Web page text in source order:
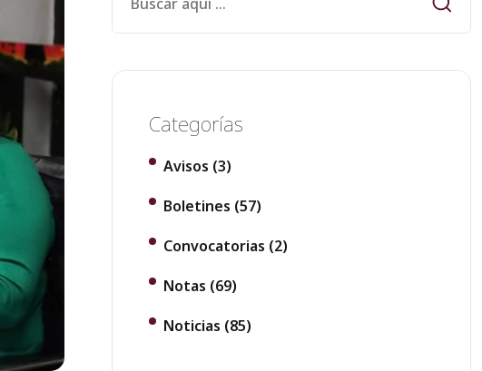
Categorías
Avisos (3)
Boletines (57)
Convocatorias (2)
Notas (69)
Noticias (85)